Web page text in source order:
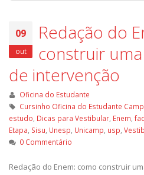
09
out
Redação do
construir
de intervenção
Oficina do Estudante
Cursinho Oficina do Estudante
estudo Dicas para Vestibular Enem
Etapa Sisu Unesp Unicamp usp
0 Commentário
Redação do Enem: como construir